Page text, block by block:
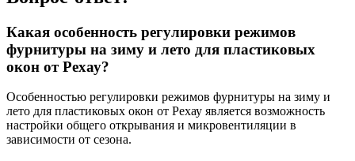
Какая особенность регулировки режимов
фурнитуры на зиму и лето для пластиковых
окон от Рехау?
Особенностью регулировки режимов фурнитуры на зиму и
лето для пластиковых окон от Рехау является возможность
настройки общего открывания и микровентиляции в
зависимости от сезона.